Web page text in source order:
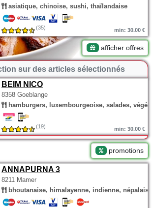
asiatique, chinoise, sushi, thaïlandaise
(35) min: 30.00 €
afficher offres
sur des articles sélectionnés
BEIM NICO
8358 Goeblange
hamburgers, luxembourgeoise, salades,
(19) min: 30.00 €
promotions
ANNAPURNA 3
8211 Mamer
bhoutanaise, himalayenne, indienne, népalaise